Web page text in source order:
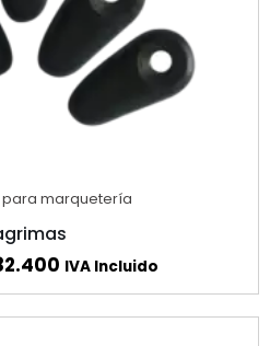
marquetería
IVA Incluido